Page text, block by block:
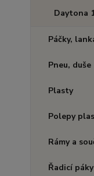
Daytona
Páčky,
Pneu, duše
Plasty
Polepy
Rámy a
Řadicí páky